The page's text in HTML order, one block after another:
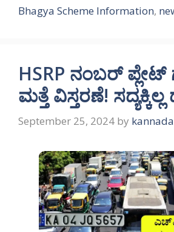
Bhagya Scheme Information,
HSRP ನಂಬರ್ ಪ್ಲೇಟ್
ಮತ್ತೆ ವಿಸ್ತರಣೆ!
September 25, 2024 by